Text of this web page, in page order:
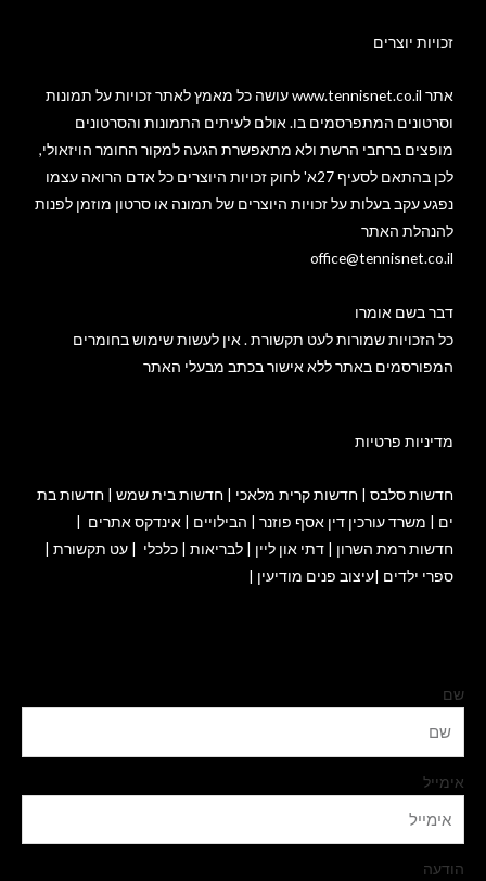
זכויות יוצרים​
אתר www.tennisnet.co.il עושה כל מאמץ לאתר זכויות על תמונות
וסרטונים המתפרסמים בו. אולם לעיתים התמונות והסרטונים
מופצים ברחבי הרשת ולא מתאפשרת הגעה למקור החומר הויזאולי,
לכן בהתאם לסעיף 27א' לחוק זכויות היוצרים כל אדם הרואה עצמו
נפגע עקב בעלות על זכויות היוצרים של תמונה או סרטון מוזמן לפנות
להנהלת האתר
office@tennisnet.co.il
דבר בשם אומרו
כל הזכויות שמורות לעט תקשורת . אין לעשות שימוש בחומרים
המפורסמים באתר ללא אישור בכתב מבעלי האתר
מדיניות פרטיות
חדשות סלבס | חדשות קרית מלאכי | חדשות בית שמש | חדשות בת
ים | משרד עורכין דין אסף פוזנר | הבילויים | אינדקס אתרים |
חדשות רמת השרון | דתי און ליין | לבריאות | כלכלי | עט תקשורת |
ספרי ילדים |עיצוב פנים מודיעין |
שם
אימייל
הודעה